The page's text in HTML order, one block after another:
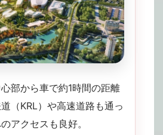
部から車で約1時間の距離
（KRL）や高速道路も通っ
アクセスも良好。